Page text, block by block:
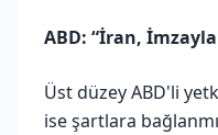
ABD: “İran,
Üst düzey ABD'li
ise şartlara